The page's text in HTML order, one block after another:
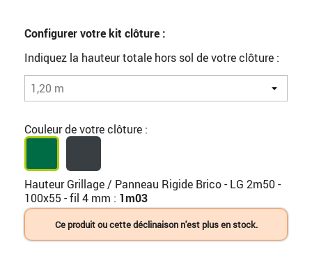
Configurer votre kit clôture :
Indiquez la hauteur totale hors sol de votre clôture :
Couleur de votre clôture :
Hauteur Grillage / Panneau Rigide Brico - LG 2m50 -
100x55 - fil 4 mm : 1m03
Ce produit ou cette déclinaison n'est plus en stock.